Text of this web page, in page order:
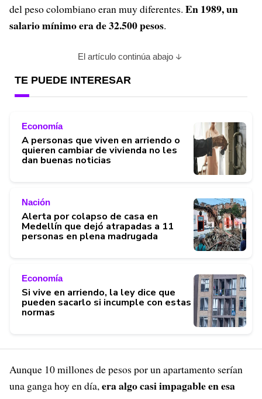
del peso colombiano eran muy diferentes. En 1989, un
salario mínimo era de 32.500 pesos.
El artículo continúa abajo
TE PUEDE INTERESAR
Economía
A personas que viven en arriendo o
quieren cambiar de vivienda no les
dan buenas noticias
Nación
Alerta por colapso de casa en
Medellín que dejó atrapadas a 11
personas en plena madrugada
Economía
Si vive en arriendo, la ley dice que
pueden sacarlo si incumple con estas
normas
Aunque 10 millones de pesos por un apartamento serían
una ganga hoy en día,era algo casi impagable en esa